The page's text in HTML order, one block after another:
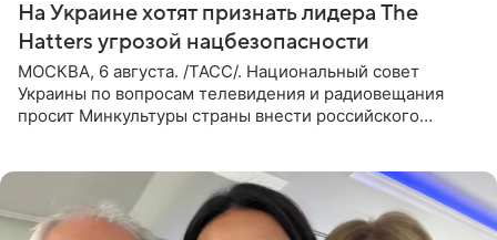
На Украине хотят признать лидера The
Hatters угрозой нацбезопасности
МОСКВА, 6 августа. /ТАСС/. Национальный совет
Украины по вопросам телевидения и радиовещания
просит Минкультуры страны внести российского